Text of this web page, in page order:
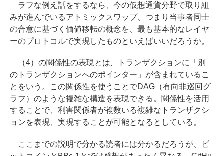
ラフな例え話をするなら、今の仮想通貨分野で取り組
みが進んでいるアトミックスワップ、つまり当事者同士
の合意に基づく価値移転の概念を、最も基本的なレイヤ
ーのプロトコルで実現したものといえばいいだろうか。
（4）の関係性の表現とは、トランザクションに「別
のトランザクションへのポインター」が含まれているこ
とをいう。この関係性を使うことでDAG（有向非巡回グ
ラフ）のような複雑な構造を表現できる。関係性を活用
することで、利害関係者が複数いる複雑なトランザクシ
ョンを表現、実現することが可能となるとしている。
ここまでの説明で分かる読者には分かるだろうが、ビ